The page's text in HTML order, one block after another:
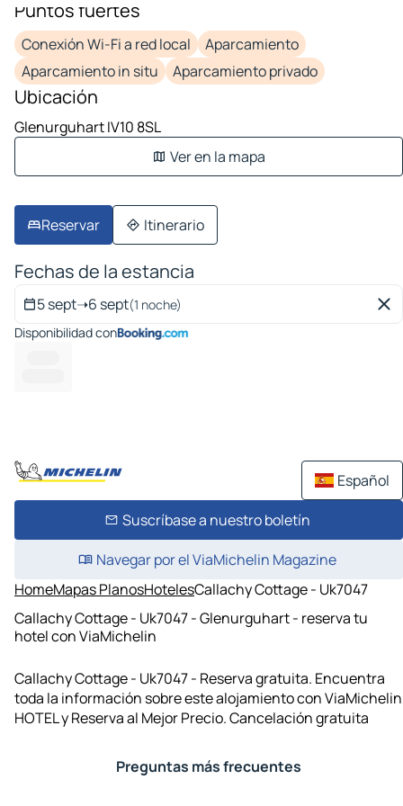
Puntos fuertes
Conexión Wi-Fi a red local
Aparcamiento
Aparcamiento in situ
Aparcamiento privado
Ubicación
Glenurguhart IV10 8SL
Ver en la mapa
Reservar Itinerario
Fechas de la estancia
5 sept➝6 sept(1 noche)
Disponibilidad con
Español
Suscríbase a nuestro boletín
Navegar por el ViaMichelin Magazine
HomeMapas PlanosHotelesCallachy Cottage - Uk7047
Callachy Cottage - Uk7047 - Glenurguhart - reserva tu
hotel con ViaMichelin
Callachy Cottage - Uk7047 - Reserva gratuita. Encuentra
toda la información sobre este alojamiento con ViaMichelin
HOTEL y Reserva al Mejor Precio. Cancelación gratuita
Preguntas más frecuentes